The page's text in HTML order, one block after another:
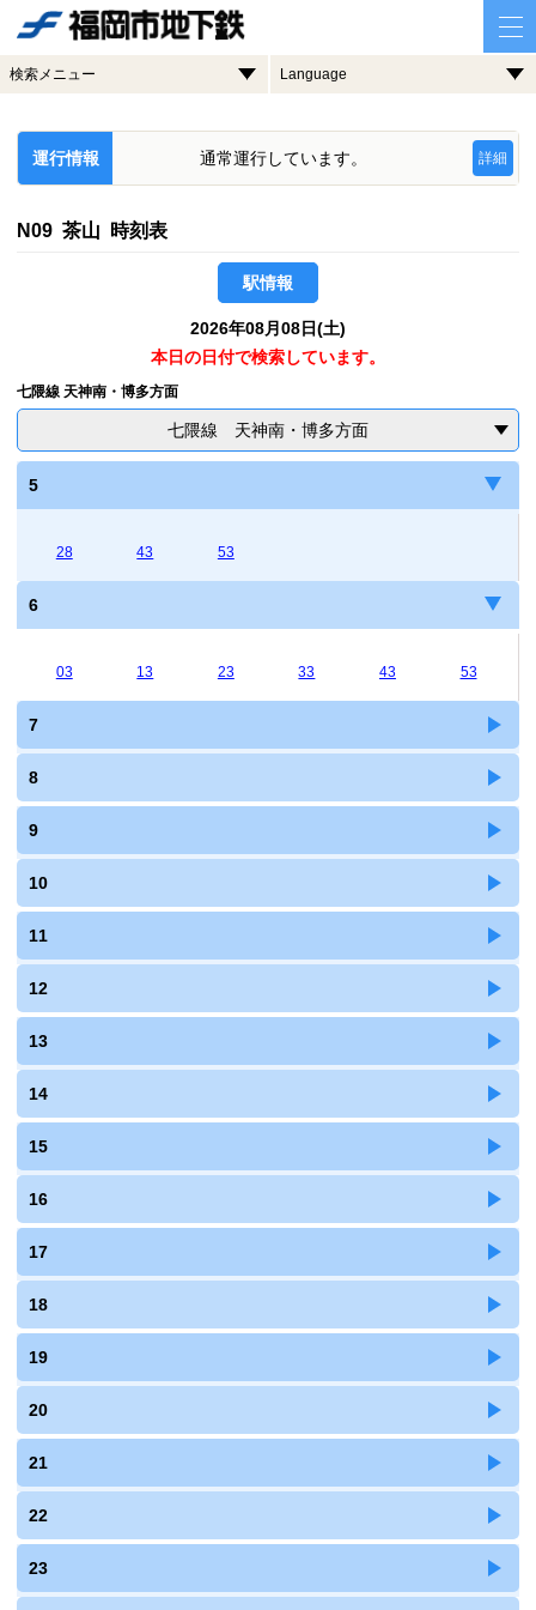
検索メニュー Language
運行情報 通常運行しています。 詳細
N09 茶山 時刻表
駅情報
2026年08月08日(土)
本日の日付で検索しています。
七隈線 天神南・博多方面
七隈線 天神南・博多方面
5
28 43 53
6
03 13 23 33 43 53
7
8
9
10
11
12
13
14
15
16
17
18
19
20
21
22
23